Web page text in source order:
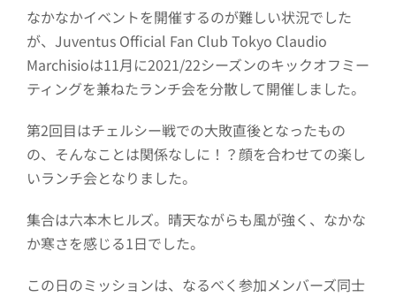
なかなかイベントを開催するのが難しい状況でした
が、Juventus Official Fan Club Tokyo Claudio
Marchisioは11月に2021/22シーズンのキックオフミー
ティングを兼ねたランチ会を分散して開催しました。
第2回目はチェルシー戦での大敗直後となったもの
の、そんなことは関係なしに！？顔を合わせての楽し
いランチ会となりました。
集合は六本木ヒルズ。晴天ながらも風が強く、なかな
か寒さを感じる1日でした。
この日のミッションは、なるべく参加メンバーズ同士